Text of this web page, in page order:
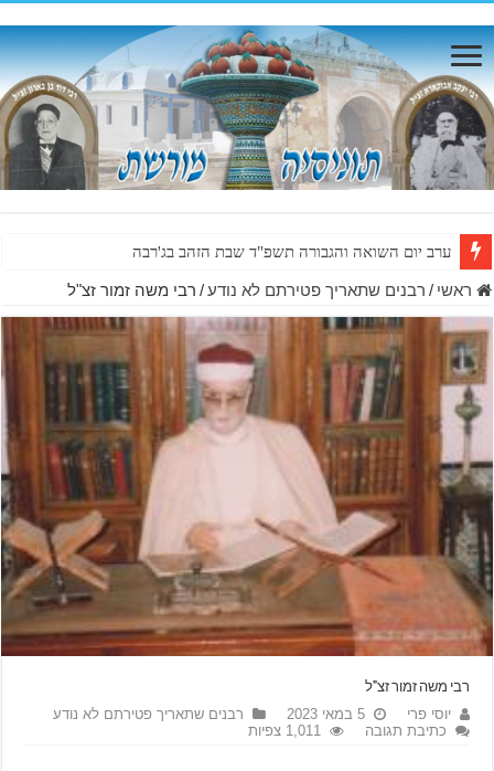
ערב יום השואה והגבורה תשפ"ד שבת הזהב בג'רבה
ראשי / רבנים שתאריך פטירתם לא נודע/ רבי משה זמור זצ"ל
רבי משה זמור זצ"ל
יוסי פרי 5 במאי 2023
רבנים שתאריך פטירתם לא נודע
כתיבת תגובה
1,011 צפיות